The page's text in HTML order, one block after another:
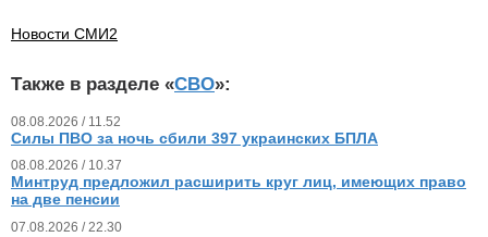
Новости СМИ2
Также в разделе «СВО»:
08.08.2026 / 11.52
Силы ПВО за ночь сбили 397 украинских БПЛА
08.08.2026 / 10.37
Минтруд предложил расширить круг лиц, имеющих право
на две пенсии
07.08.2026 / 22.30